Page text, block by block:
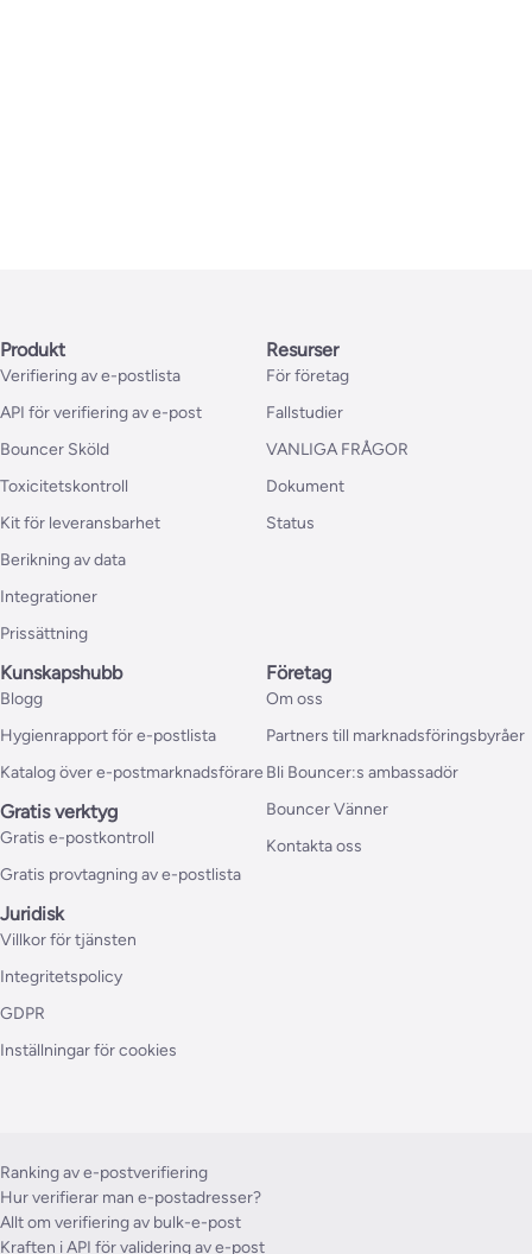
Produkt
Verifiering av e-postlista
API för verifiering av e-post
Bouncer Sköld
Toxicitetskontroll
Kit för leveransbarhet
Berikning av data
Integrationer
Prissättning
Resurser
För företag
Fallstudier
VANLIGA FRÅGOR
Dokument
Status
Kunskapshubb
Blogg
Hygienrapport för e-postlista
Katalog över e-postmarknadsförare
Gratis verktyg
Gratis e-postkontroll
Gratis provtagning av e-postlista
Företag
Om oss
Partners till marknadsföringsbyråer
Bli Bouncer:s ambassadör
Bouncer Vänner
Kontakta oss
Juridisk
Villkor för tjänsten
Integritetspolicy
GDPR
Inställningar för cookies
Ranking av e-postverifiering
Hur verifierar man e-postadresser?
Allt om verifiering av bulk-e-post
Kraften i API för validering av e-post